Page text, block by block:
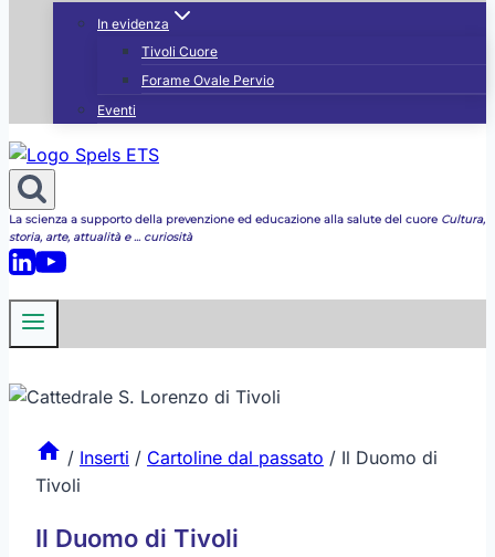
In evidenza
Tivoli Cuore
Forame Ovale Pervio
Eventi
La scienza a supporto della prevenzione ed educazione alla salute del cuore Cultura,
storia, arte, attualità e ... curiosità
/ Inserti / Cartoline dal passato / Il Duomo di
Tivoli
Il Duomo di Tivoli